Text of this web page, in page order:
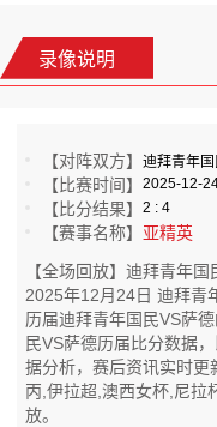
录像说明
【对阵双方】迪拜青年
【比赛时间】2025-12-
【比分结果】2 : 4
【赛事名称】 亚精英
【全场回放】迪拜青年
2025年12月24日 迪拜青
历届迪拜青年国民VS萨
民VS萨德历届比分数据
据分析，赛后资讯实时
丙,伊拉超,澳西女杯,尼拉
放。